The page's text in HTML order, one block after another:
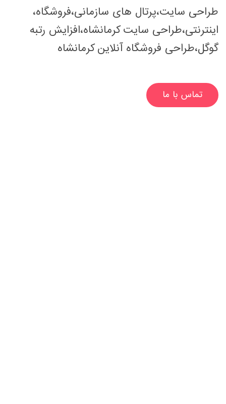
،طراحی سایت،پرتال های سازمانی،فروشگاه
اینترنتی،طراحی سایت کرمانشاه،افزایش رتبه
گوگل،طراحی فروشگاه آنلاین کرمانشاه
تماس با ما